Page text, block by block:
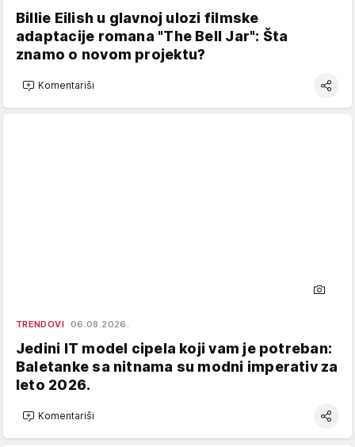
Billie Eilish u glavnoj ulozi filmske
adaptacije romana "The Bell Jar": Šta
znamo o novom projektu?
Komentariši
TRENDOVI 06.08.2026.
Jedini IT model cipela koji vam je potreban:
Baletanke sa nitnama su modni imperativ za
leto 2026.
Komentariši